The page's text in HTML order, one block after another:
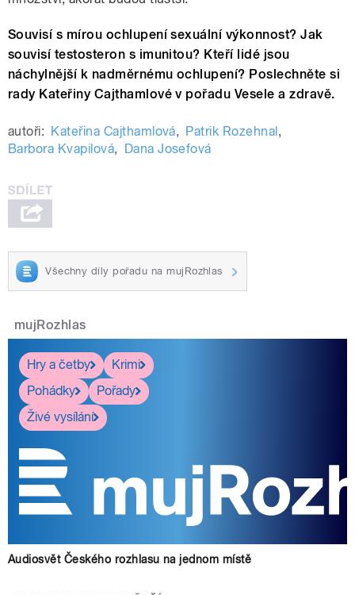
Souvisí s mírou ochlupení sexuální výkonnost? Jak
souvisí testosteron s imunitou? Kteří lidé jsou
náchylnější k nadměrnému ochlupení? Poslechněte si
rady Kateřiny Cajthamlové v pořadu Vesele a zdravě.
autoři: Kateřina Cajthamlová, Patrik Rozehnal ,
Barbora Kvapilová, Dana Josefová
Všechny díly pořadu na mujRozhlas
mujRozhlas
Hry a četby
Krimi
Pohádky
Pořady
Živé vysílání
Audiosvět Českého rozhlasu na jednom místě